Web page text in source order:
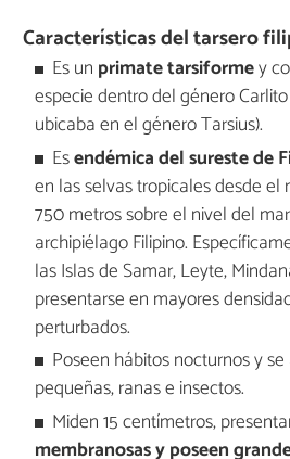
Características del tarsero
Es un primate tarsiformey
especie dentro del género
ubicaba en el género Tarsius).
Esendémica del sureste de
en las selvas tropicales desde
750 metros sobre el nivel del
archipiélago Filipino.
las Islas de Samar, Leyte,
presentarse en mayores
perturbados.
Poseen hábitos nocturnos y
pequeñas, ranas e insectos.
Miden 15 centímetros,
membranosas y poseen